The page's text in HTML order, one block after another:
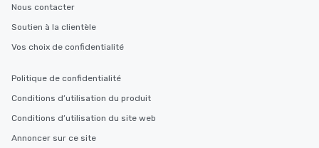
Nous contacter
Soutien à la clientèle
Vos choix de confidentialité
Politique de confidentialité
Conditions d’utilisation du produit
Conditions d’utilisation du site web
Annoncer sur ce site